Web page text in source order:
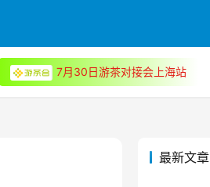
7月30日游茶对接会上海站
最新文章